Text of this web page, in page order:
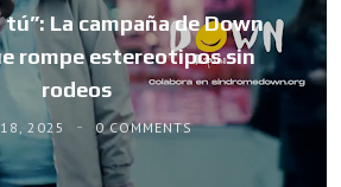
La campaña de Down
rompe estereotipos sin
rodeos
18, 2025 0 COMMENTS